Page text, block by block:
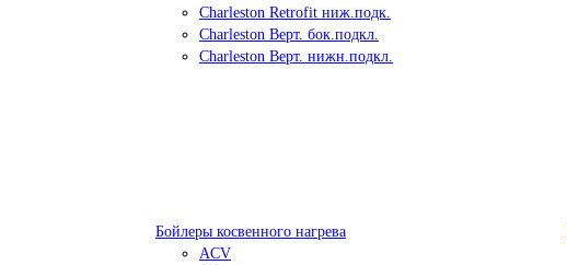
Charleston Retrofit ниж.подк.
Charleston Верт. бок.подкл.
Charleston Верт. нижн.подкл.
Бойлеры косвенного нагрева
ACV